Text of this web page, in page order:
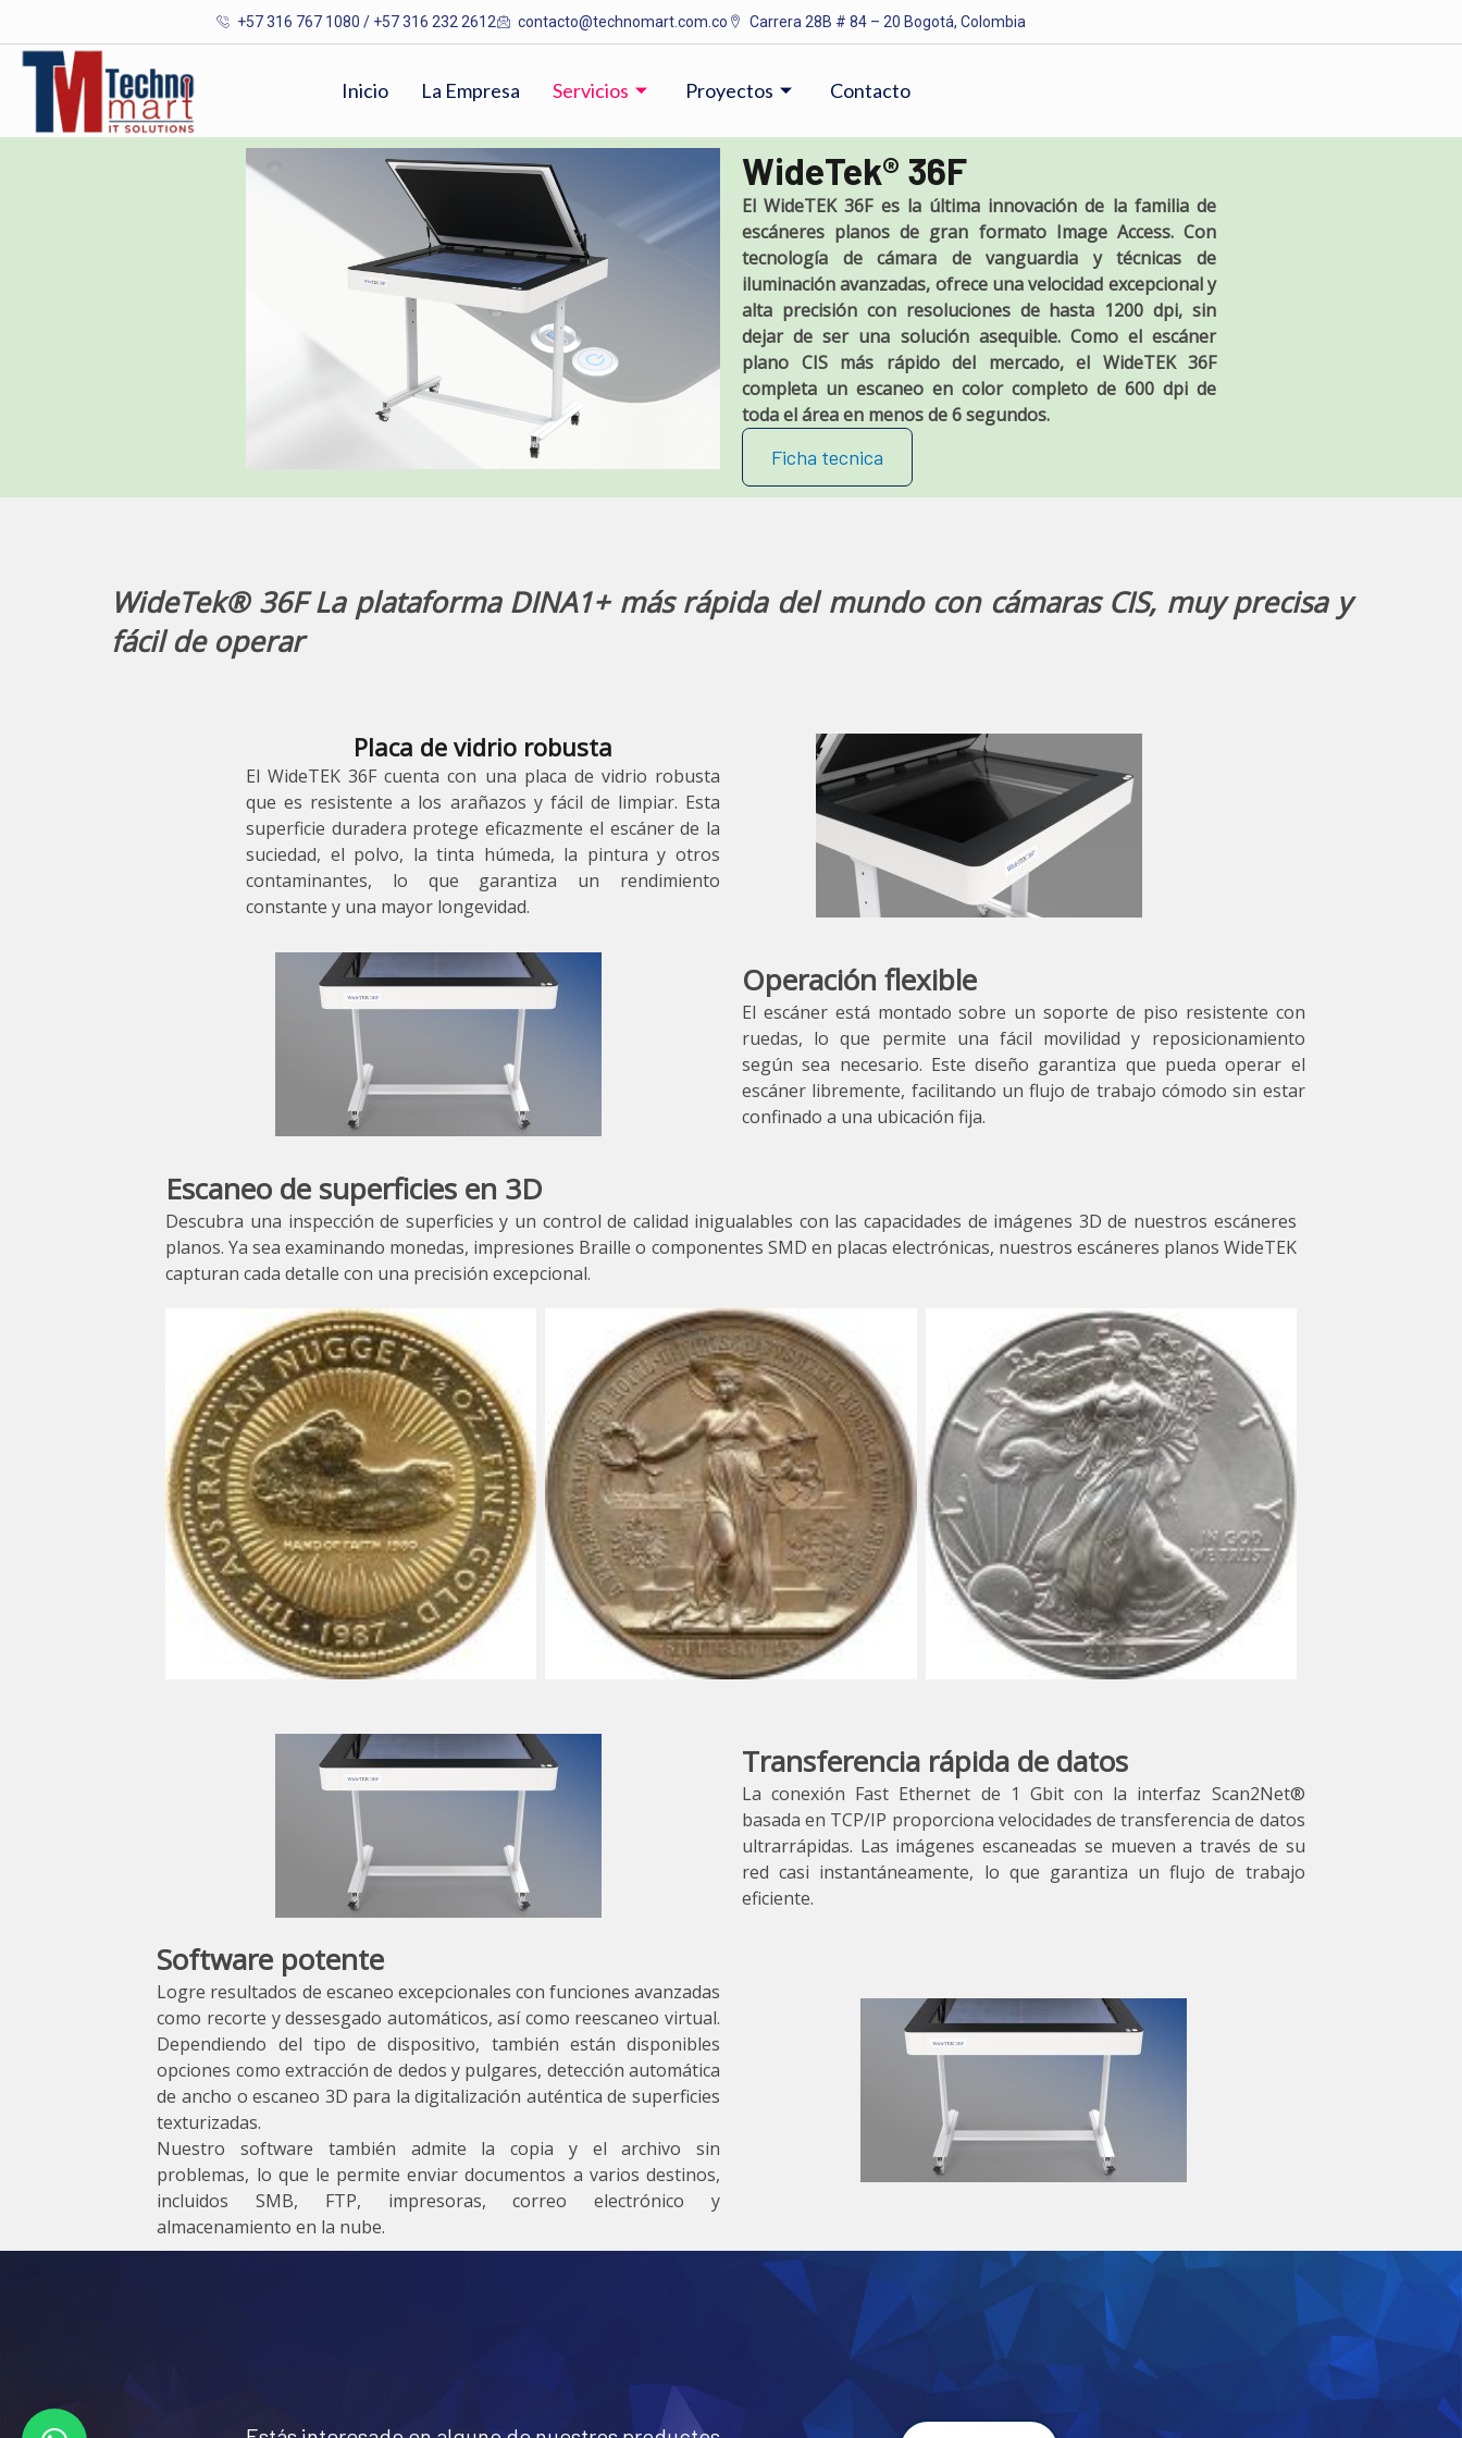
+57 316 767 1080 / +57 316 232 2612 contacto@technomart.com.co Carrera 28B # 84 – 20 Bogotá, Colombia
Inicio La Empresa Servicios Proyectos Contacto
WideTek® 36F
El WideTEK 36F es la última innovación de la familia de
escáneres planos de gran formato Image Access. Con
tecnología de cámara de vanguardia y técnicas de
iluminación avanzadas, ofrece una velocidad excepcional y
alta precisión con resoluciones de hasta 1200 dpi, sin
dejar de ser una solución asequible. Como el escáner
plano CIS más rápido del mercado, el WideTEK 36F
completa un escaneo en color completo de 600 dpi de
toda el área en menos de 6 segundos.
Ficha tecnica
WideTek®36F La plataforma DINA1+ más rápida del mundo con cámaras CIS, muy precisa y
fácil de operar
Placa de vidrio robusta
El WideTEK 36F cuenta con una placa de vidrio robusta
que es resistente a los arañazos y fácil de limpiar. Esta
superficie duradera protege eficazmente el escáner de la
suciedad, el polvo, la tinta húmeda, la pintura y otros
contaminantes, lo que garantiza un rendimiento
constante y una mayor longevidad.
Operación flexible
El escáner está montado sobre un soporte de piso resistente con
ruedas, lo que permite una fácil movilidad y reposicionamiento
según sea necesario. Este diseño garantiza que pueda operar el
escáner libremente, facilitando un flujo de trabajo cómodo sin estar
confinado a una ubicación fija.
Escaneo de superficies en 3D
Descubra una inspección de superficies y un control de calidad inigualables con las capacidades de imágenes 3D de nuestros escáneres
planos. Ya sea examinando monedas, impresiones Braille o componentes SMD en placas electrónicas, nuestros escáneres planos WideTEK
capturan cada detalle con una precisión excepcional.
Transferencia rápida de datos
La conexión Fast Ethernet de 1 Gbit con la interfaz Scan2Net®
basada en TCP/IP proporciona velocidades de transferencia de datos
ultrarrápidas. Las imágenes escaneadas se mueven a través de su
red casi instantáneamente, lo que garantiza un flujo de trabajo
eficiente.
Software potente
Logre resultados de escaneo excepcionales con funciones avanzadas
como recorte y dessesgado automáticos, así como reescaneo virtual.
Dependiendo del tipo de dispositivo, también están disponibles
opciones como extracción de dedos y pulgares, detección automática
de ancho o escaneo 3D para la digitalización auténtica de superficies
texturizadas.
Nuestro software también admite la copia y el archivo sin
problemas, lo que le permite enviar documentos a varios destinos,
incluidos SMB, FTP, impresoras, correo electrónico y
almacenamiento en la nube.